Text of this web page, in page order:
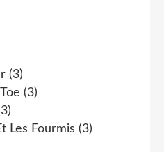
(3)
(3)
Les Fourmis (3)